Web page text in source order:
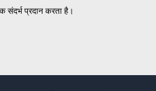
संदर्भ प्रदान करता है।